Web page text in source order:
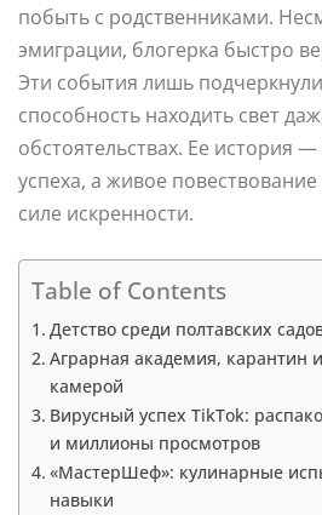
побыть с родственниками.
эмиграции, блогерка быстро
Эти события лишь
способность находить свет
обстоятельствах. Ее история
успеха, а живое
силе искренности.
Table of Contents
Детство среди полтавских
Аграрная академия, карантин
камерой
Вирусный успех TikTok:
и миллионы просмотров
«МастерШеф»: кулинарные
навыки